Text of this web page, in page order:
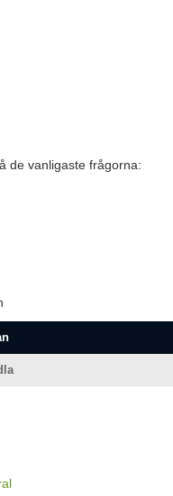
de vanligaste frågorna: